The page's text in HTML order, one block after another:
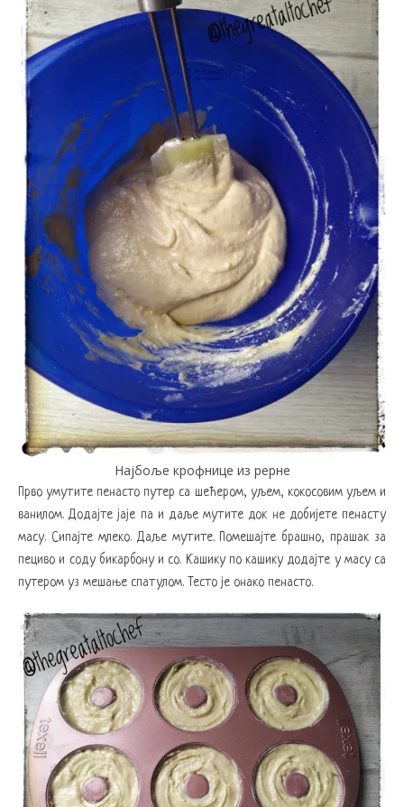
Најбоље крофнице из рерне
Прво умутите пенасто путер са шећером, уљем, кокосовим уљем и
ванилом. Додајте јаје па и даље мутите док не добијете пенасту
масу. Сипајте млеко. Даље мутите. Помешајте брашно, прашак за
пециво и соду бикарбону и со. Кашику по кашику додајте у масу са
путером уз мешање спатулом. Тесто је онако пенасто.